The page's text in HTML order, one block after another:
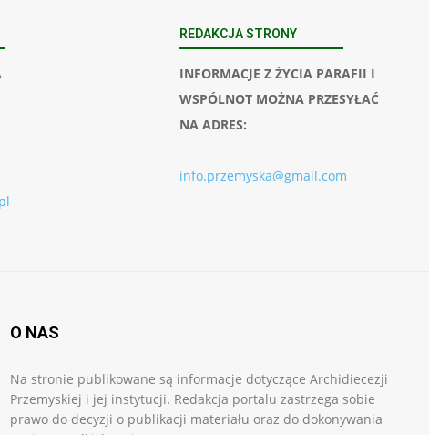
REDAKCJA STRONY
INFORMACJE Z ŻYCIA PARAFII I
WSPÓLNOT MOŻNA PRZESYŁAĆ
NA ADRES:
info.przemyska@gmail.com
O NAS
Na stronie publikowane są informacje dotyczące Archidiecezji
Przemyskiej i jej instytucji. Redakcja portalu zastrzega sobie
prawo do decyzji o publikacji materiału oraz do dokonywania